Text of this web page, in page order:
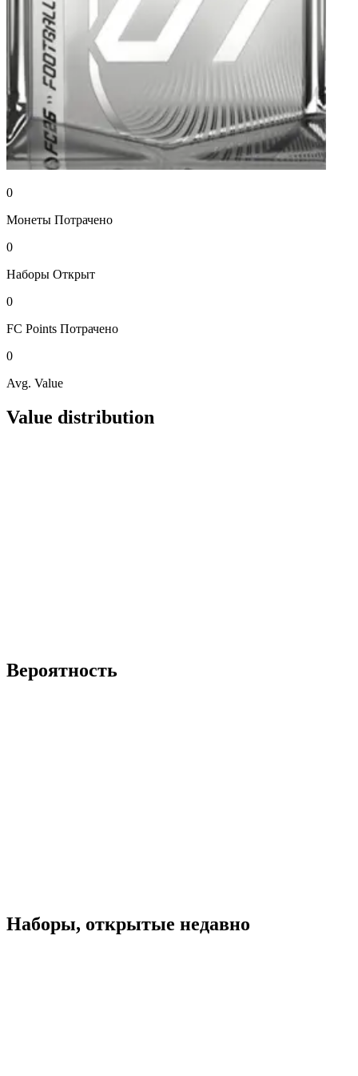
0
Монеты Потрачено
0
Наборы Открыт
0
FC Points Потрачено
0
Avg. Value
Value distribution
Вероятность
Наборы, открытые недавно